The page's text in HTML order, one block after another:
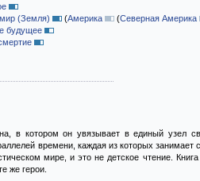
(Земля) (Америка (Северная Америка
будущее
в котором он увязывает в единый узел
времени, каждая из которых
мире, и это не детское чтение.
же герои.